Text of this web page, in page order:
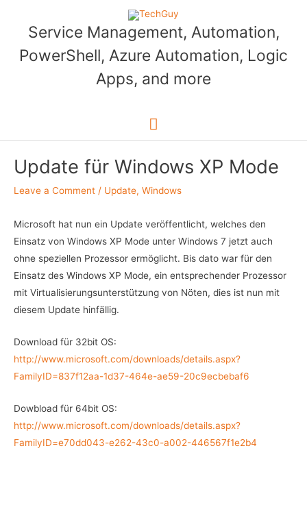
content
Service Management, Automation,
PowerShell, Azure Automation, Logic
Apps, and more
Main
Update für Windows XP Mode
Leave a Comment / Update, Windows
Microsoft hat nun ein Update veröffentlicht, welches den
Einsatz von Windows XP Mode unter Windows 7 jetzt auch
ohne speziellen Prozessor ermöglicht. Bis dato war für den
Einsatz des Windows XP Mode, ein entsprechender Prozessor
mit Virtualisierungsunterstützung von Nöten, dies ist nun mit
diesem Update hinfällig.
Download für 32bit OS:
http://www.microsoft.com/downloads/details.aspx?
FamilyID=837f12aa-1d37-464e-ae59-20c9ecbebaf6
Dowbload für 64bit OS:
http://www.microsoft.com/downloads/details.aspx?
FamilyID=e70dd043-e262-43c0-a002-446567f1e2b4